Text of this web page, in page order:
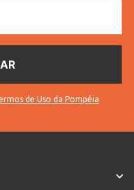
de Uso da Pompéia